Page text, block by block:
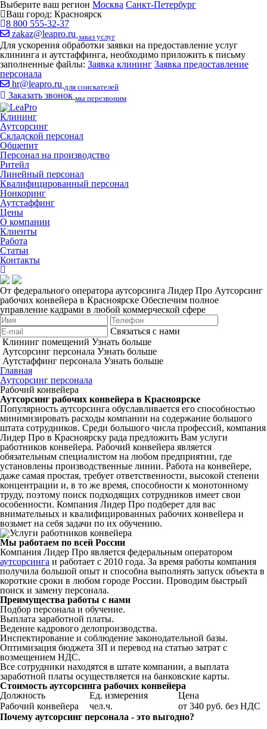
Выберите ваш регион Москва Санкт-Петербург
Ваш город: Красноярск
8 800 555-32-37
zakaz@leapro.ru заказ услуг
Для ускорения обработки заявки на предоставление услуг
клининга и аутстаффинга, необходимо приложить к письму
заполненные файлы: Заявка клининг Заявка предоставление
персонала
hr@leapro.ru для соискателей
Заказать звонок мы перезвоним
Клининг
Аутсорсинг
Складской персонал
Общепит
Персонал на производство
Ритейл
Линейный персонал
Квалифицированный персонал
Нонкоринг
Аутстаффинг
Цены
О компании
Клиенты
Работа
Статьи
Контакты
От федерального оператора аутсорсинга Лидер Про Аутсорсинг
рабочих конвейера в Красноярске Обеспечим полное
управление кадрами в любой коммерческой сфере
Связаться с нами
Клининг помещений Узнать больше
Аутсорсинг персонала Узнать больше
Аутстаффинг персонала Узнать больше
Главная
Аутсорсинг персонала
Рабочий конвейера
Аутсорсинг рабочих конвейера в Красноярске
Популярность аутсорсинга обуславливается его способностью
минимизировать расходы компании на содержание большого
штата сотрудников. Среди большого числа профессий, компания
Лидер Про в Красноярску рада предложить Вам услуги
работников конвейера. Рабочий конвейера является
обязательным специалистом на любом предприятии, где
установлены производственные линии. Работа на конвейере,
даже самая простая, требует ответственности, высокой степени
концентрации и, в то же время, способности к монотонному
труду, поэтому поиск подходящих сотрудников имеет свои
особенности. Компания Лидер Про подберет для вас
внимательных и квалифицированных рабочих конвейера и
возьмет на себя задачи по их обучению.
Мы работаем по всей России
Компания Лидер Про является федеральным оператором
аутсорсинга и работает с 2010 года. За время работы компания
получила большой опыт и способна выполнять запуск объекта в
короткие сроки в любом городе России. Проводим быстрый
поиск и замену персонала.
Преимущества работы с нами
Подбор персонала и обучение.
Выплата заработной платы.
Ведение кадрового делопроизводства.
Инспектирование и соблюдение законодательной базы.
Оптимизация бюджета ЗП и перевод на статью затрат с
возмещением НДС.
Все сотрудники находятся в штате компании, а выплата
заработной платы осуществляется на банковские карты.
Стоимость аутсорсинга рабочих конвейера
Должность
Ед. измерения
Цена
Рабочий конвейера
чел.ч.
от 340 руб. без НДС
Почему аутсорсинг персонала - это выгодно?